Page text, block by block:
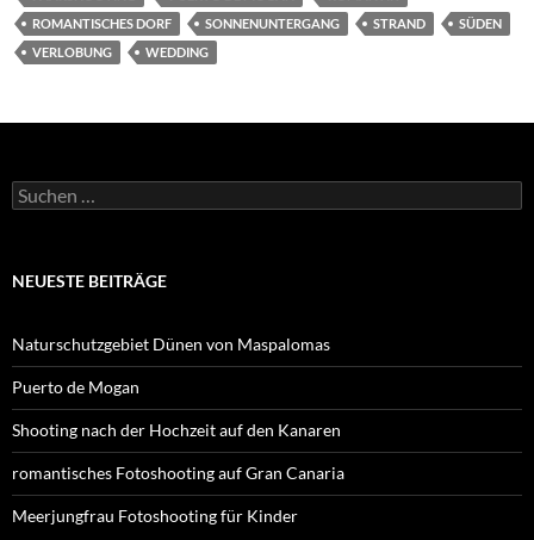
ROMANTISCHES DORF
SONNENUNTERGANG STRAND
SÜDEN
VERLOBUNG
WEDDING
Suchen
nach:
NEUESTE BEITRÄGE
Naturschutzgebiet Dünen von Maspalomas
Puerto de Mogan
Shooting nach der Hochzeit auf den Kanaren
romantisches Fotoshooting auf Gran Canaria
Meerjungfrau Fotoshooting für Kinder